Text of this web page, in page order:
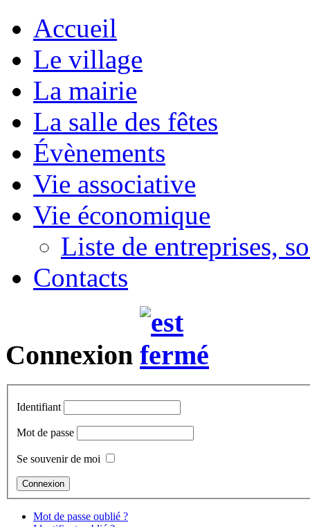
Accueil
Le village
La mairie
La salle des fêtes
Évènements
Vie associative
Vie économique
Liste de entreprises,
Contacts
Connexion
Identifiant
Mot de passe
Se souvenir de moi
Mot de passe oublié ?